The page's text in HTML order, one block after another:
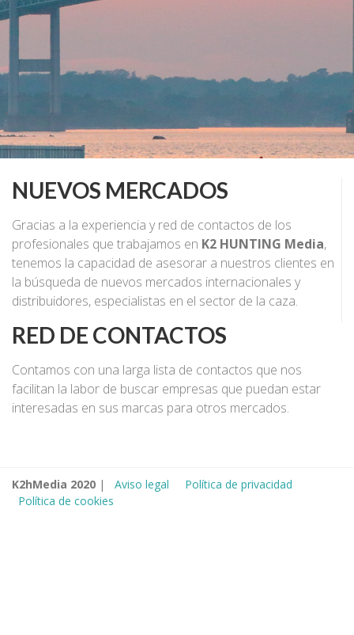
NUEVOS MERCADOS
Gracias a la experiencia y red de contactos de los
profesionales que trabajamos en K2 HUNTING Media,
tenemos la capacidad de asesorar a nuestros clientes en
la búsqueda de nuevos mercados internacionales y
distribuidores, especialistas en el sector de la caza.
RED DE CONTACTOS
Contamos con una larga lista de contactos que nos
facilitan la labor de buscar empresas que puedan estar
interesadas en sus marcas para otros mercados.
K2hMedia 2020 | Aviso legal
Política de privacidad
Política de cookies